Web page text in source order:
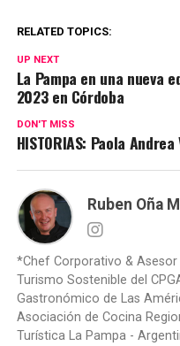
RELATED TOPICS:
UP NEXT
La Pampa en una nueva
2023 en Córdoba
DON'T MISS
HISTORIAS: Paola
Ruben Oña
*Chef Corporativo &
Turismo Sostenible del
Gastronómico de Las
Asociación de Cocina
Turística La Pampa -